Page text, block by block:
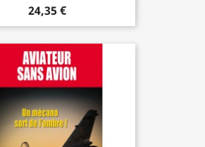
24,35 €